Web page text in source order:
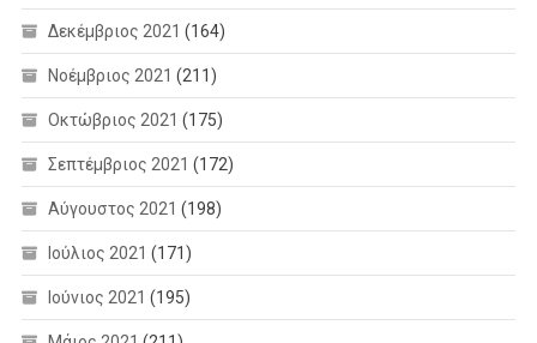
Δεκέμβριος 2021 (164)
Νοέμβριος 2021 (211)
Οκτώβριος 2021 (175)
Σεπτέμβριος 2021 (172)
Αύγουστος 2021 (198)
Ιούλιος 2021 (171)
Ιούνιος 2021 (195)